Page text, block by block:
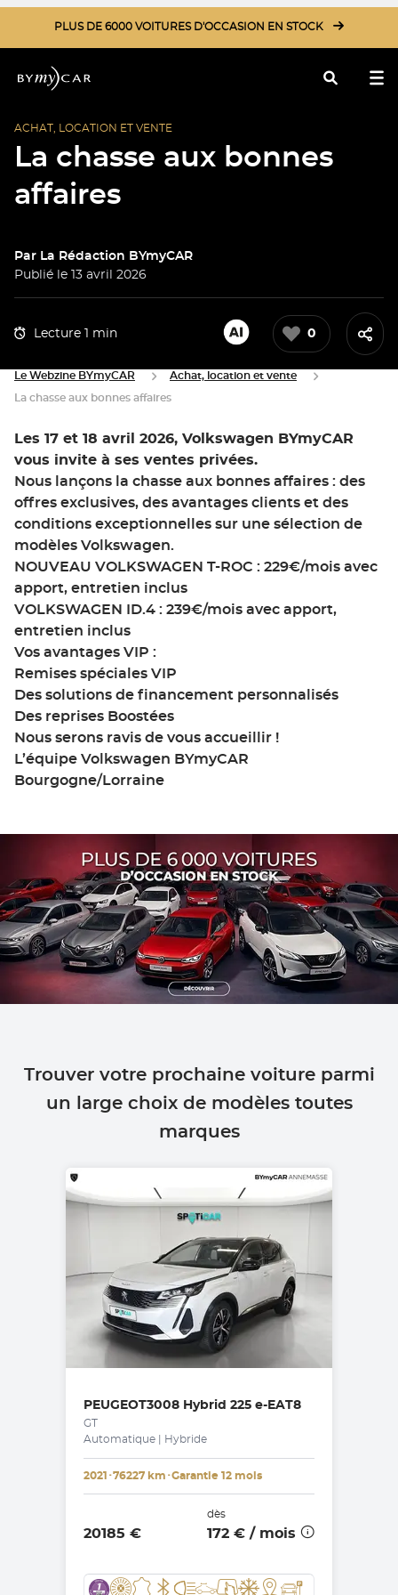
PLUS DE 6000 VOITURES D'OCCASION EN STOCK
ACHAT, LOCATION ET VENTE
La chasse aux bonnes
affaires
Par La Rédaction BYmyCAR
Publié le 13 avril 2026
Lecture 1 min 0
Le Webzine BYmyCAR Achat, location et vente
La chasse aux bonnes affaires
Les 17 et 18 avril 2026, Volkswagen BYmyCAR
vous invite à ses ventes privées.
Nous lançons la chasse aux bonnes affaires : des
offres exclusives, des avantages clients et des
conditions exceptionnelles sur une sélection de
modèles Volkswagen.
NOUVEAU VOLKSWAGEN T-ROC : 229€/mois avec
apport, entretien inclus
VOLKSWAGEN ID.4 : 239€/mois avec apport,
entretien inclus
Vos avantages VIP :
Remises spéciales VIP
Des solutions de financement personnalisés
Des reprises Boostées
Nous serons ravis de vous accueillir !
L’équipe Volkswagen BYmyCAR
Bourgogne/Lorraine
Trouver votre prochaine voiture parmi
un large choix de modèles toutes
marques
PEUGEOT3008 Hybrid 225 e-EAT8
GT
Automatique | Hybride
2021 ･76227 km ･Garantie 12 mois
20185 €
dès
172 € / mois